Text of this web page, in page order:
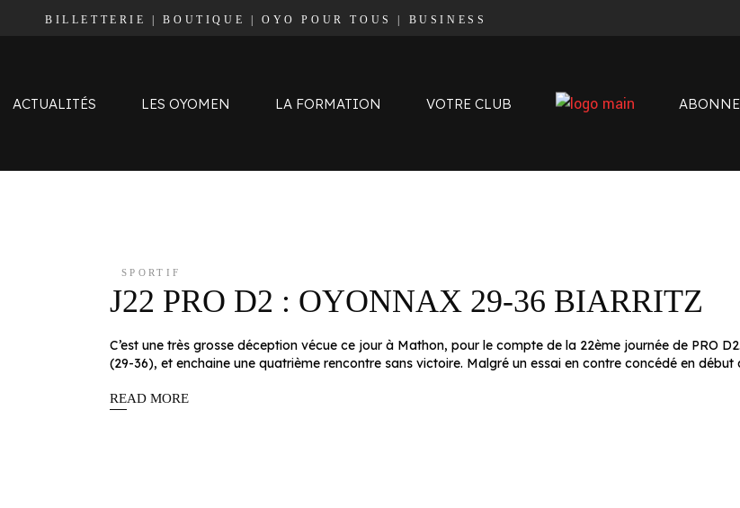
BILLETTERIE |BOUTIQUE |OYO POUR TOUS | BUSINESS
ACTUALITÉS LES OYOMEN
Calendrier et Résultats
Classement
LA FORMATION VOTRE CLUB
Anciens Oyomen
Oyomen Factory
Notre territoire
Calendrier et Résultats
L’histoire des Oyomen
SPORTIF
J22 PRO D2 : OYONNAX 29-36 BIARRITZ
C’est une très grosse déception vécue ce jour à Mathon, pour le compte de la 22ème journée de PRO
(29-36), et enchaine une quatrième rencontre sans victoire. Malgré un essai en contre concédé en début
READ MORE